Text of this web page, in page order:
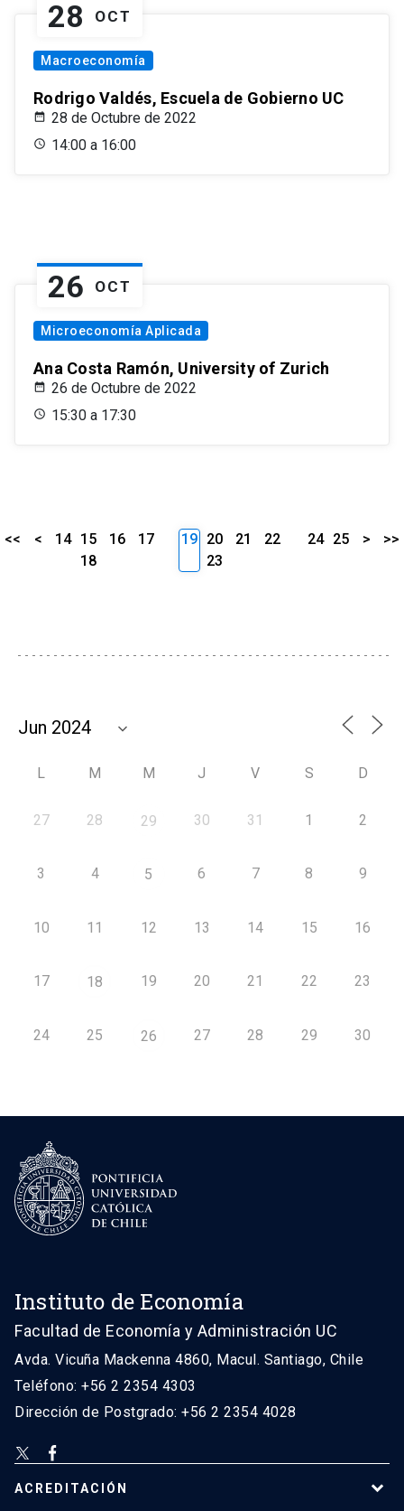
28 OCT
Macroeconomía
Rodrigo Valdés, Escuela de Gobierno UC
28 de Octubre de 2022
14:00 a 16:00
26 OCT
Microeconomía Aplicada
Ana Costa Ramón, University of Zurich
26 de Octubre de 2022
15:30 a 17:30
<< < 14 15 16
17
18
19 20 21
22
23
24 25 > >>
L M M J V S D
27 28 29 30 31 1 2
3 4 5 6 7 8 9
10 11 12 13 14 15 16
17 18 19 20 21 22 23
24 25 26 27 28 29 30
Instituto de Economía
Facultad de Economía y Administración UC
Avda. Vicuña Mackenna 4860, Macul. Santiago, Chile
Teléfono: +56 2 2354 4303
Dirección de Postgrado: +56 2 2354 4028
ACREDITACIÓN